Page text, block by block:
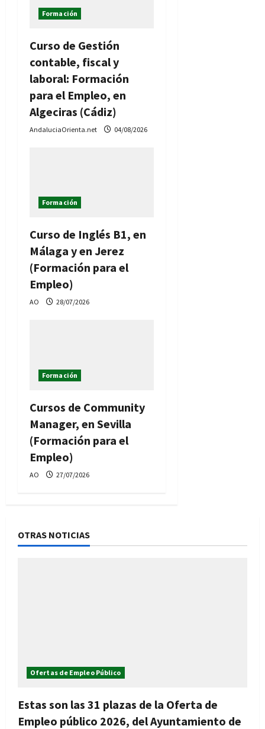
Formación
Curso de Gestión
contable, fiscal y
laboral: Formación
para el Empleo, en
Algeciras (Cádiz)
AndaluciaOrienta.net 04/08/2026
Formación
Curso de Inglés B1, en
Málaga y en Jerez
(Formación para el
Empleo)
AO 28/07/2026
Formación
Cursos de Community
Manager, en Sevilla
(Formación para el
Empleo)
AO 27/07/2026
OTRAS NOTICIAS
Ofertas de Empleo Público
Estas son las 31 plazas de la Oferta de
Empleo público 2026, del Ayuntamiento de